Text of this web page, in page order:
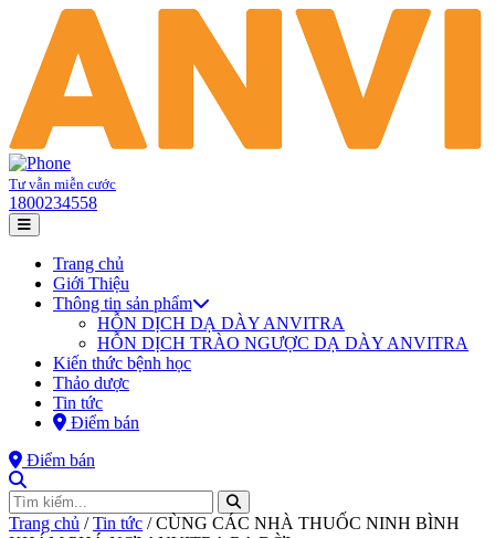
Tư vẫn miễn cước
1800234558
Trang chủ
Giới Thiệu
Thông tin sản phẩm
HỖN DỊCH DẠ DÀY ANVITRA
HỖN DỊCH TRÀO NGƯỢC DẠ DÀY ANVITRA
Kiến thức bệnh học
Thảo dược
Tin tức
Điểm bán
Điểm bán
Trang chủ /Tin tức / CÙNG CÁC NHÀ THUỐC NINH BÌNH